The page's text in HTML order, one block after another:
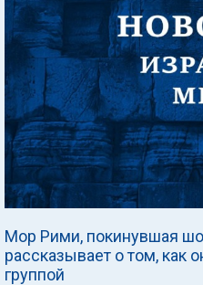
Мор Рими, покинувшая
рассказывает о том, как
группой